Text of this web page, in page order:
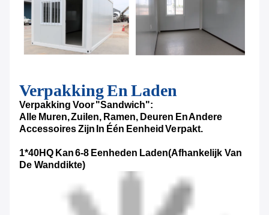
Verpakking En Laden
Verpakking Voor "sandwich":
Alle Muren, Zuilen, Ramen, Deuren En Andere
Accessoires Zijn In Één Eenheid Verpakt.
1*40HQ Kan 6-8 Eenheden Laden(Afhankelijk Van
De Wanddikte)